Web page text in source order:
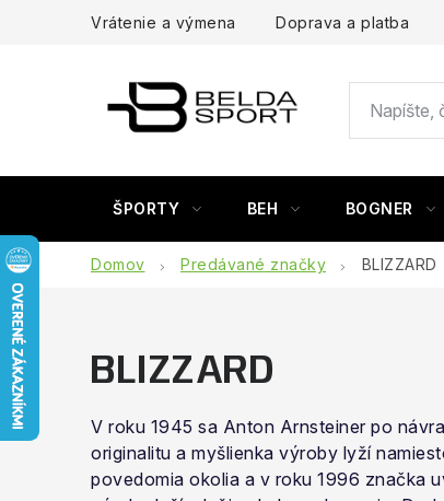
Vrátenie a výmena Doprava a platba
ŠPORTY BEH BOGNER
Domov Predávané značky BLIZZARD
BLIZZARD
V roku 1945 sa Anton Arnsteiner po
originalitu a myšlienka výroby lyží
povedomia okolia a v roku 1996 značka